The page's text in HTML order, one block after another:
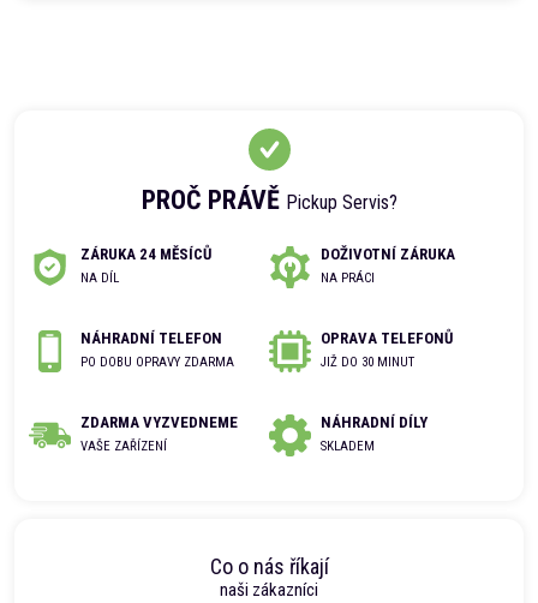
PROČ PRÁVĚ Pickup Servis?
ZÁRUKA 24 MĚSÍCŮ
NA DÍL
DOŽIVOTNÍ ZÁRUKA
NA PRÁCI
NÁHRADNÍ TELEFON
PO DOBU OPRAVY ZDARMA
OPRAVA TELEFONŮ
JIŽ DO 30 MINUT
ZDARMA VYZVEDNEME
VAŠE ZAŘÍZENÍ
NÁHRADNÍ DÍLY
SKLADEM
Co o nás říkají
naši zákazníci